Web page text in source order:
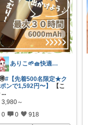
ありこ🌱🧺快適な暮らし雑貨🌻
#【先着500名限定★ク
ンで1,592円〜】
【こ
...
3,980～
0 0 918